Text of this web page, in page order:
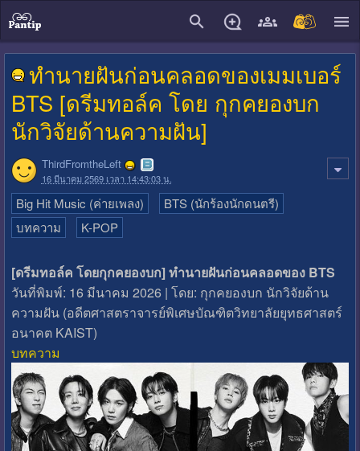
ทำนายฝันก่อนคลอดของเมมเบอร์
BTS [ดรีมทอล์ค โดย กุกคยองบก
นักวิจัยด้านความฝัน]
ThirdFromtheLeft
16 มีนาคม 2569 เวลา 14:43:03 น.
Big Hit Music (ค่ายเพลง)
BTS (นักร้องนักดนตรี)
บทความ
K-POP
[ดรีมทอล์ค โดยกุกคยองบก] ทำนายฝันก่อนคลอดของ BTS
วันที่พิมพ์: 16 มีนาคม 2026 | โดย: กุกคยองบก นักวิจัยด้าน
ความฝัน (อดีตศาสตราจารย์พิเศษบัณฑิตวิทยาลัยยุทธศาสตร์
อนาคต KAIST)
บทความ
close